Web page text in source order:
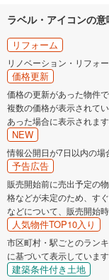
ラベル・アイコンの意
リフォーム
リノベーション・リフォ
価格更新
価格の更新があった物件で
複数の価格が表示されて
あった場合に表示されます
NEW
情報公開日が7日以内の場
予告広告
販売開始前に売出予定の
格などが未定のため、す
などについて、販売開始
人気物件TOP10入り
市区町村・駅ごとのラン
に基づいて表示しています
建築条件付き土地